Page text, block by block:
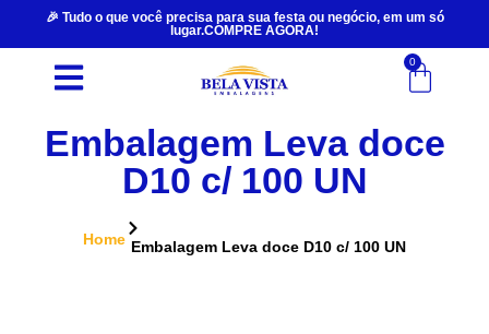
🎉 Tudo o que você precisa para sua festa ou negócio, em um só
lugar.COMPRE AGORA!
0
Embalagem Leva doce
D10 c/ 100 UN
Home Embalagem Leva doce D10 c/ 100 UN